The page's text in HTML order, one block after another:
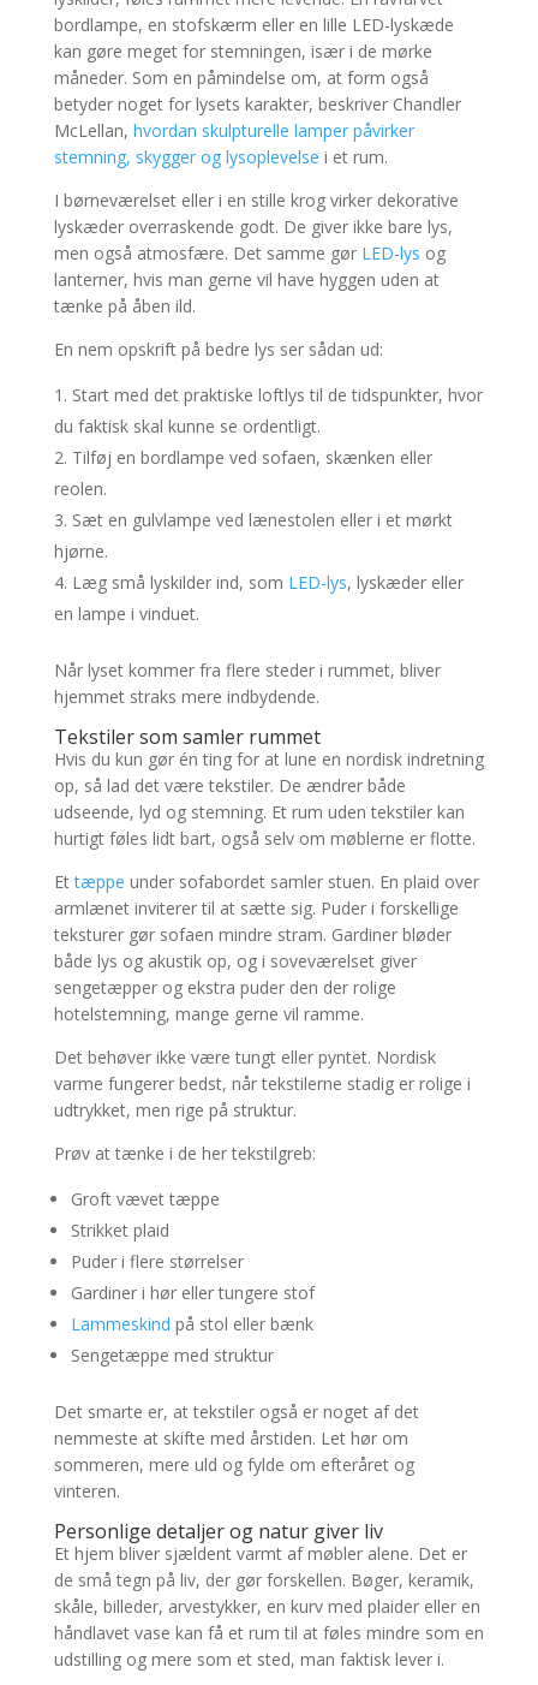
bordlampe, en stofskærm eller en lille LED-lyskæde
kan gøre meget for stemningen, især i de mørke
måneder. Som en påmindelse om, at form også
betyder noget for lysets karakter, beskriver Chandler
McLellan, hvordan skulpturelle lamper påvirker
stemning, skygger og lysoplevelse i et rum.
I børneværelset eller i en stille krog virker dekorative
lyskæder overraskende godt. De giver ikke bare lys,
men også atmosfære. Det samme gør LED-lys og
lanterner, hvis man gerne vil have hyggen uden at
tænke på åben ild.
En nem opskrift på bedre lys ser sådan ud:
Start med det praktiske loftlys til de tidspunkter, hvor
du faktisk skal kunne se ordentligt.
Tilføj en bordlampe ved sofaen, skænken eller
reolen.
Sæt en gulvlampe ved lænestolen eller i et mørkt
hjørne.
Læg små lyskilder ind, som LED-lys, lyskæder eller
en lampe i vinduet.
Når lyset kommer fra flere steder i rummet, bliver
hjemmet straks mere indbydende.
Tekstiler som samler rummet
Hvis du kun gør én ting for at lune en nordisk indretning
op, så lad det være tekstiler. De ændrer både
udseende, lyd og stemning. Et rum uden tekstiler kan
hurtigt føles lidt bart, også selv om møblerne er flotte.
Ettæppe under sofabordet samler stuen. En plaid over
armlænet inviterer til at sætte sig. Puder i forskellige
teksturer gør sofaen mindre stram. Gardiner bløder
både lys og akustik op, og i soveværelset giver
sengetæpper og ekstra puder den der rolige
hotelstemning, mange gerne vil ramme.
Det behøver ikke være tungt eller pyntet. Nordisk
varme fungerer bedst, når tekstilerne stadig er rolige i
udtrykket, men rige på struktur.
Prøv at tænke i de her tekstilgreb:
Groft vævet tæppe
Strikket plaid
Puder i flere størrelser
Gardiner i hør eller tungere stof
Lammeskind på stol eller bænk
Sengetæppe med struktur
Det smarte er, at tekstiler også er noget af det
nemmeste at skifte med årstiden. Let hør om
sommeren, mere uld og fylde om efteråret og
vinteren.
Personlige detaljer og natur giver liv
Et hjem bliver sjældent varmt af møbler alene. Det er
de små tegn på liv, der gør forskellen. Bøger, keramik,
skåle, billeder, arvestykker, en kurv med plaider eller en
håndlavet vase kan få et rum til at føles mindre som en
udstilling og mere som et sted, man faktisk lever i.